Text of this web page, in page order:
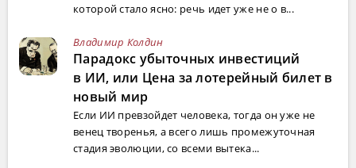
которой стало ясно: речь идет уже не о в...
Владимир Колдин
Парадокс убыточных инвестиций
в ИИ, или Цена за лотерейный билет в
новый мир
Если ИИ превзойдет человека, тогда он уже не
венец творенья, а всего лишь промежуточная
стадия эволюции, со всеми вытека...